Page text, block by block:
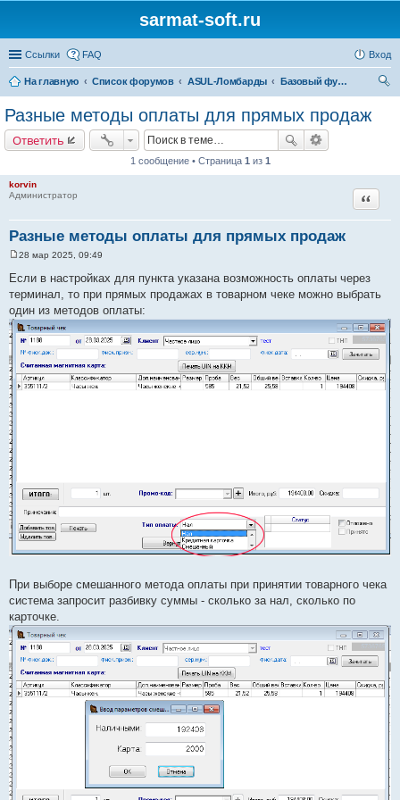
sarmat-soft.ru
Ссылки FAQ Вход
На главную Список форумов ASUL-Ломбарды
Базовый функционал
Разные методы оплаты для прямых продаж
Ответить
1 сообщение • Страница 1 из 1
korvin
Администратор
Разные методы оплаты для прямых продаж
Цитата
о
б
е
н
и
е
28 мар 2025, 09:49
Если в настройках для пункта указана возможность оплаты через
терминал, то при прямых продажах в товарном чеке можно выбрать
один из методов оплаты:
При выборе смешанного метода оплаты при принятии товарного чека
система запросит разбивку суммы - сколько за нал, сколько по
карточке.